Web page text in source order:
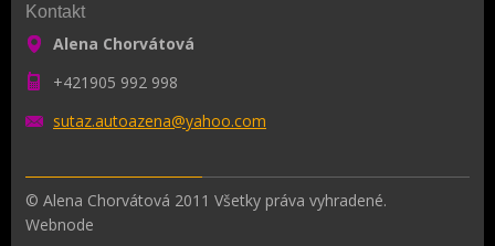
Kontakt
Alena Chorvátová
+421905 992 998
sutaz.autoazena@yahoo.com
© Alena Chorvátová 2011 Všetky práva vyhradené.
Webnode